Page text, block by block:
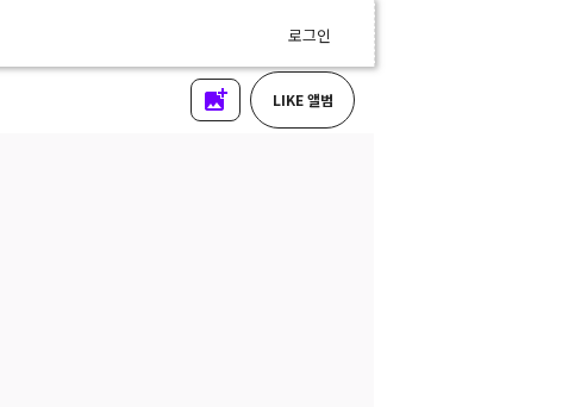
로그인
LIKE 앨범